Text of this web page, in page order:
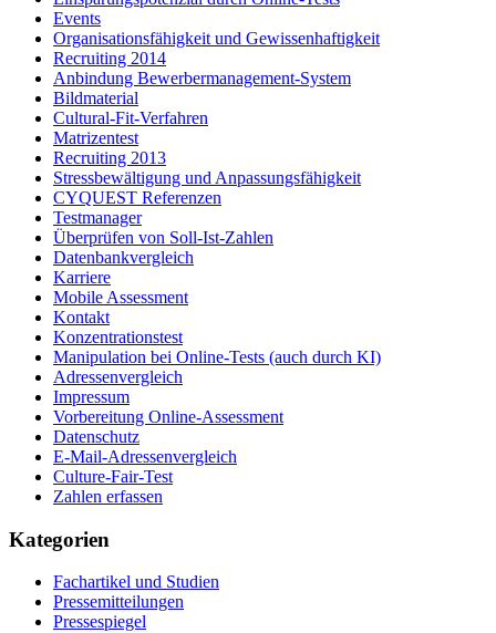
Events
Organisationsfähigkeit und Gewissenhaftigkeit
Recruiting 2014
Anbindung Bewerbermanagement-System
Bildmaterial
Cultural-Fit-Verfahren
Matrizentest
Recruiting 2013
Stressbewältigung und Anpassungsfähigkeit
CYQUEST Referenzen
Testmanager
Überprüfen von Soll-Ist-Zahlen
Datenbankvergleich
Karriere
Mobile Assessment
Kontakt
Konzentrationstest
Manipulation bei Online-Tests (auch durch KI)
Adressenvergleich
Impressum
Vorbereitung Online-Assessment
Datenschutz
E-Mail-Adressenvergleich
Culture-Fair-Test
Zahlen erfassen
Kategorien
Fachartikel und Studien
Pressemitteilungen
Pressespiegel